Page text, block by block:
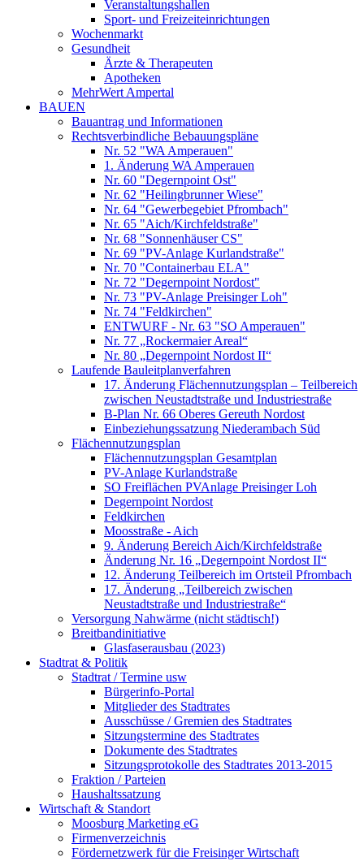
Veranstaltungshallen
Sport- und Freizeiteinrichtungen
Wochenmarkt
Gesundheit
Ärzte & Therapeuten
Apotheken
MehrWert Ampertal
BAUEN
Bauantrag und Informationen
Rechtsverbindliche Bebauungspläne
Nr. 52 "WA Amperauen"
1. Änderung WA Amperauen
Nr. 60 "Degernpoint Ost"
Nr. 62 "Heilingbrunner Wiese"
Nr. 64 "Gewerbegebiet Pfrombach"
Nr. 65 "Aich/Kirchfeldstraße"
Nr. 68 "Sonnenhäuser CS"
Nr. 69 "PV-Anlage Kurlandstraße"
Nr. 70 "Containerbau ELA"
Nr. 72 "Degernpoint Nordost"
Nr. 73 "PV-Anlage Preisinger Loh"
Nr. 74 "Feldkirchen"
ENTWURF - Nr. 63 "SO Amperauen"
Nr. 77 „Rockermaier Areal“
Nr. 80 „Degernpoint Nordost II“
Laufende Bauleitplanverfahren
17. Änderung Flächennutzungsplan – Teilbereich
zwischen Neustadtstraße und Industriestraße
B-Plan Nr. 66 Oberes Gereuth Nordost
Einbeziehungssatzung Niederambach Süd
Flächennutzungsplan
Flächennutzungsplan Gesamtplan
PV-Anlage Kurlandstraße
SO Freiflächen PV­Anlage Preisinger Loh
Degernpoint Nordost
Feldkirchen
Moosstraße - Aich
9. Änderung Bereich Aich/Kirchfeldstraße
Änderung Nr. 16 „Degernpoint Nordost II“
12. Änderung Teilbereich im Ortsteil Pfrombach
17. Änderung „Teilbereich zwischen
Neustadtstraße und Industriestraße“
Versorgung Nahwärme (nicht städtisch!)
Breitbandinitiative
Glasfaserausbau (2023)
Stadtrat & Politik
Stadtrat / Termine usw
Bürgerinfo-Portal
Mitglieder des Stadtrates
Ausschüsse / Gremien des Stadtrates
Sitzungstermine des Stadtrates
Dokumente des Stadtrates
Sitzungsprotokolle des Stadtrates 2013-2015
Fraktion / Parteien
Haushaltssatzung
Wirtschaft & Standort
Moosburg Marketing eG
Firmenverzeichnis
Fördernetzwerk für die Freisinger Wirtschaft